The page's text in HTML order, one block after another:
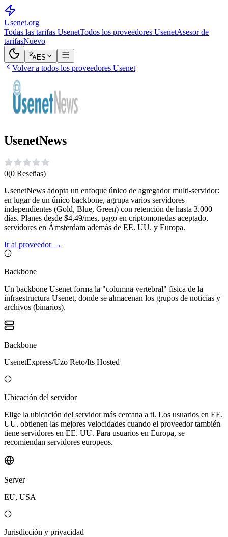
Usenet.org
Todas las tarifas UsenetTodos los proveedores UsenetAsesor de
tarifasNuevo
ES
Volver a todos los proveedores Usenet
UsenetNews
0(0 Reseñas)
UsenetNews adopta un enfoque único de agregador multi-servidor:
en lugar de un único backbone, agrupa varios servidores
independientes (Gold, Blue, Green) con retención de hasta 3.000
días. Planes desde $4,49/mes, pago en criptomonedas aceptado,
servidores en Ámsterdam además de EE. UU. y Europa.
Ir al proveedor→
Backbone
Un backbone Usenet forma la "columna vertebral" física de la
infraestructura Usenet, donde se almacenan los grupos de noticias y
archivos (binarios).
Backbone
UsenetExpress/Uzo Reto/Its Hosted
Ubicación del servidor
Elige la ubicación del servidor más cercana a ti. Los usuarios en EE.
UU. obtienen las mejores velocidades cuando el proveedor también
tiene servidores en EE. UU. Para usuarios en Europa, se
recomiendan servidores europeos.
Server
EU, USA
Jurisdicción y privacidad